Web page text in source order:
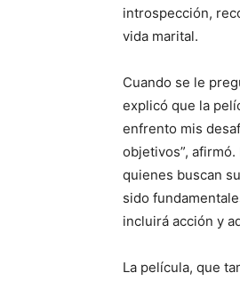
introspección,
vida marital.
Cuando se le
explicó que la
enfrento mis
objetivos”,
quienes buscan
sido
incluirá acción y
La película, que